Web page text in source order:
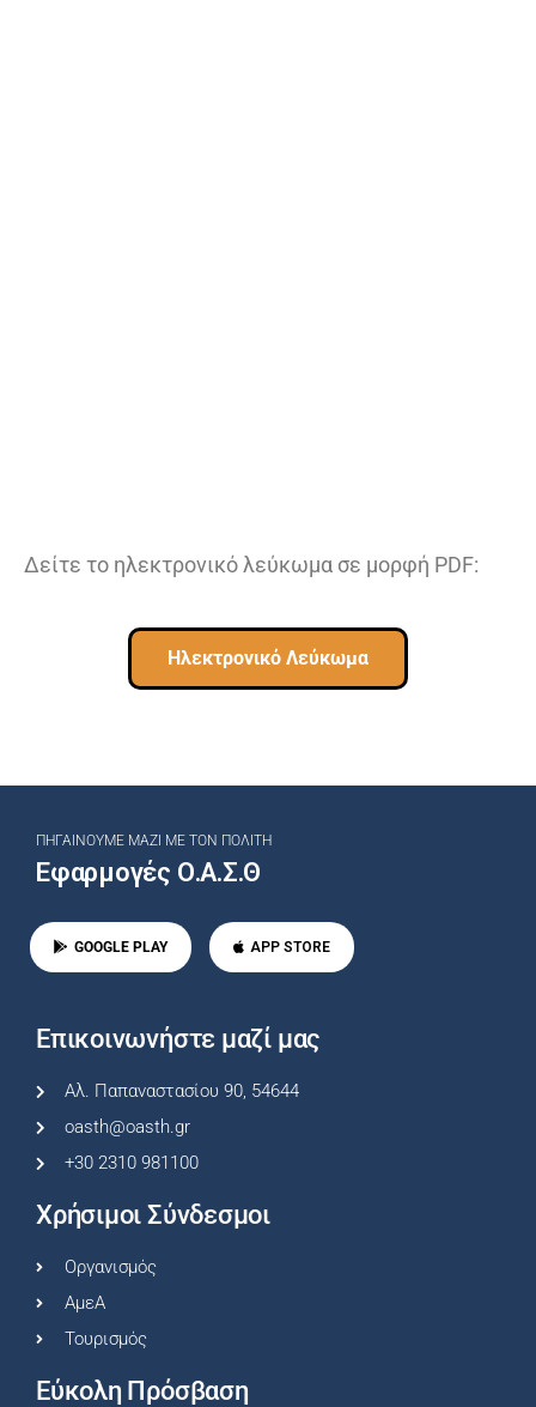
Δείτε το ηλεκτρονικό λεύκωμα σε μορφή PDF:
Ηλεκτρονικό Λεύκωμα
ΠΗΓΑΊΝΟΥΜΕ ΜΑΖΊ ΜΕ ΤΟΝ ΠΟΛΊΤΗ
Εφαρμογές Ο.Α.Σ.Θ
GOOGLE PLAY APP STORE
Επικοινωνήστε μαζί μας
Αλ. Παπαναστασίου 90, 54644
oasth@oasth.gr
+30 2310 981100
Χρήσιμοι Σύνδεσμοι
Οργανισμός
ΑμεΑ
Τουρισμός
Εύκολη Πρόσβαση